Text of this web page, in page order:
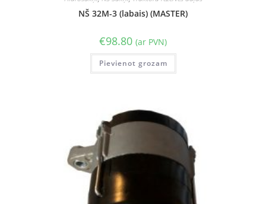
NŠ 32M-3 (labais) (MASTER)
€98.80 (ar PVN)
Pievienot grozam